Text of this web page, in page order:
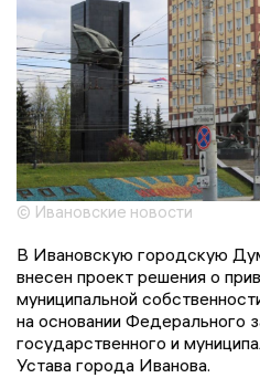
© Ивановские новости
В Ивановскую городскую
внесен проект решения о
муниципальной
на основании Федерального
государственного и
Устава города Иванова.